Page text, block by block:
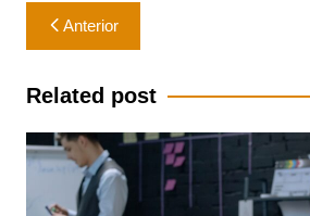
Navegação
de
Post
Anterior
Related post